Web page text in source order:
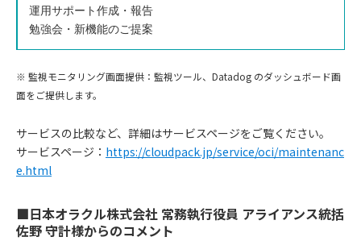
運用サポート作成・報告
勉強会・新機能のご提案
※ 監視モニタリング画面提供：監視ツール、Datadog のダッシュボード画
面をご提供します。
サービスの比較など、詳細はサービスページをご覧ください。
サービスページ： https://cloudpack.jp/service/oci/maintenanc
e.html
■日本オラクル株式会社 常務執行役員 アライアンス統括
佐野 守計様からのコメント